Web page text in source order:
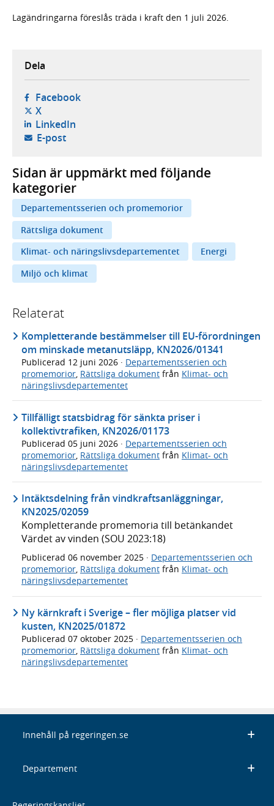
Lagändringarna föreslås träda i kraft den 1 juli 2026.
Dela
Facebook- öppnas i ny flik, extern webbplats,
X- öppnas i ny flik, extern webbplats,
LinkedIn- öppnas i ny flik, extern webbplats,
E-post- öppnar din e-postklient,
Sidan är uppmärkt med följande
kategorier
Departementsserien och promemorior
Rättsliga dokument
Klimat- och näringslivsdepartementet
Energi
Miljö och klimat
Relaterat
Kompletterande bestämmelser till EU-förordningen
om minskade metanutsläpp, KN2026/01341
Publicerad 12 juni 2026 · Departementsserien och
promemorior, Rättsliga dokument från Klimat- och
näringslivsdepartementet
Tillfälligt statsbidrag för sänkta priser i
kollektivtrafiken, KN2026/01173
Publicerad 05 juni 2026 · Departementsserien och
promemorior, Rättsliga dokument från Klimat- och
näringslivsdepartementet
Intäktsdelning från vindkraftsanläggningar,
KN2025/02059
Kompletterande promemoria till betänkandet
Värdet av vinden (SOU 2023:18)
Publicerad 06 november 2025 · Departementsserien och
promemorior, Rättsliga dokument från Klimat- och
näringslivsdepartementet
Ny kärnkraft i Sverige – fler möjliga platser vid
kusten, KN2025/01872
Publicerad 07 oktober 2025 · Departementsserien och
promemorior, Rättsliga dokument från Klimat- och
näringslivsdepartementet
Innehåll på regeringen.se
Departement